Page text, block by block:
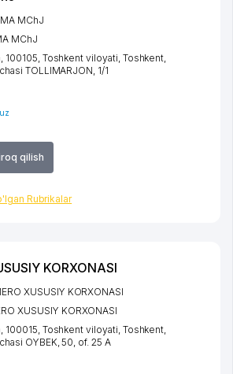
qilish
Rubrikalar
MChJ
MChJ
100105, Toshkent viloyati, Toshkent,
TOLLIMARJON, 1/1
KORXONASI
XUSUSIY KORXONASI
XUSUSIY KORXONASI
Toshkent viloyati Toshkent
OYBEK , 50, of. 25 A